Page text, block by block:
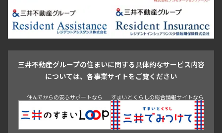
目白・高田馬場・早稲田
池尻大橋・三軒茶屋
祐天寺・学芸大学・自由が丘
駒沢・用賀・二子玉川
成城・砧
池袋・板橋・王子
青山 渋谷 東京・大手町 新宿 品川
目黒・中目黒
葛飾区
江戸川区
三井不動産グループの住まいに関する具体的なサービス内容
については、各事業サイトをご覧ください
住んでからの安心サポートなら すまいとくらしの総合情報サイトなら